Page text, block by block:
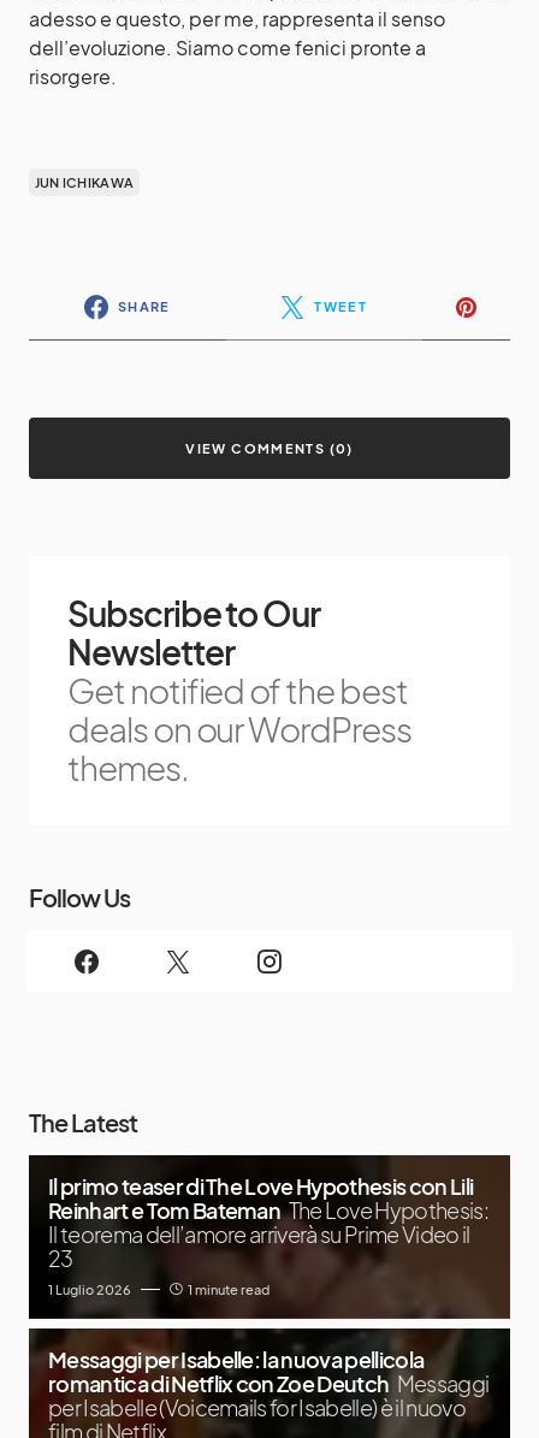
adesso e questo, per me, rappresenta il senso
dell’evoluzione. Siamo come fenici pronte a
risorgere.
JUN ICHIKAWA
SHARE TWEET
VIEW COMMENTS (0)
Subscribe to Our
Newsletter
Get notified of the best
deals on our WordPress
themes.
Follow Us
The Latest
Il primo teaser di The Love Hypothesis con Lili
Reinhart e Tom Bateman The Love Hypothesis:
Il teorema dell’amore arriverà su Prime Video il
23
1 Luglio 2026 1 minute read
Messaggi per Isabelle: la nuova pellicola
romantica di Netflix con Zoe Deutch Messaggi
per Isabelle (Voicemails for Isabelle) è il nuovo
film di Netflix,